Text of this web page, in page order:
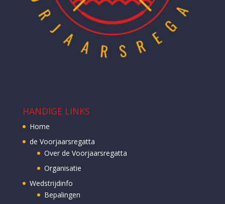
HANDIGE LINKS
Home
de Voorjaarsregatta
Over de Voorjaarsregatta
Organisatie
Wedstrijdinfo
Bepalingen